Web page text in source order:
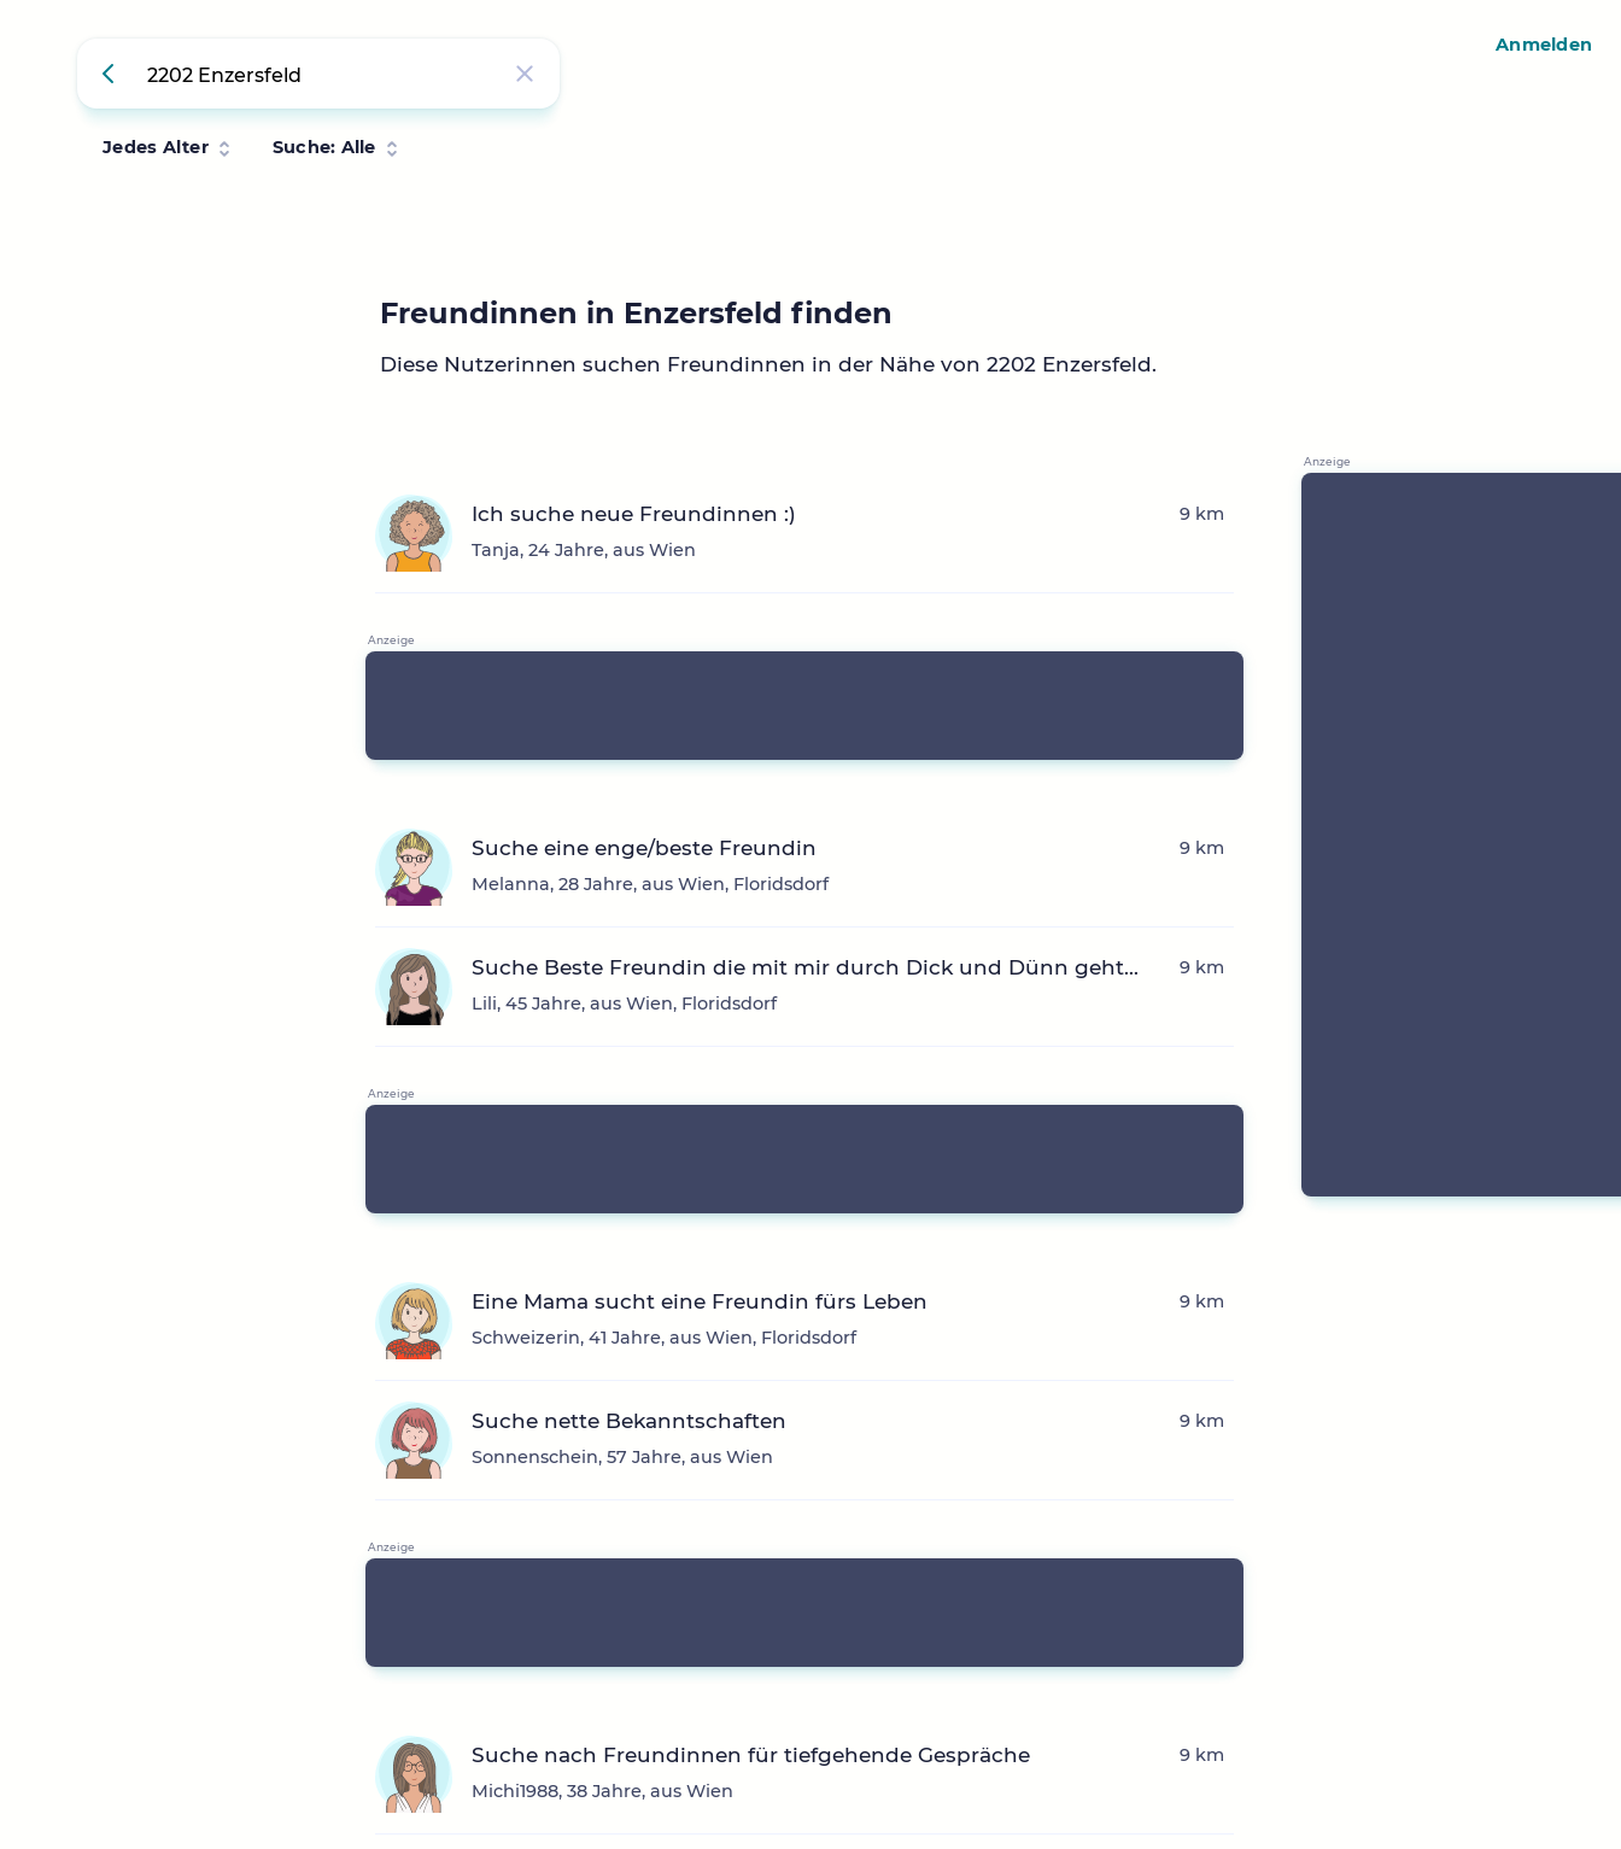
Jedes Alter Suche: Alle
Freundinnen in Enzersfeld finden
Diese Nutzerinnen suchen Freundinnen in der Nähe von 2202 Enzersfeld.
Ich suche neue Freundinnen :)
Tanja, 24 Jahre, aus Wien
9 km
Suche eine enge/beste Freundin
Melanna, 28 Jahre, aus Wien, Floridsdorf
9 km
Suche Beste Freundin die mit mir durch Dick und Dünn geht...
Lili, 45 Jahre, aus Wien, Floridsdorf
9 km
Eine Mama sucht eine Freundin fürs Leben
Schweizerin, 41 Jahre, aus Wien, Floridsdorf
9 km
Suche nette Bekanntschaften
Sonnenschein, 57 Jahre, aus Wien
9 km
Suche nach Freundinnen für tiefgehende Gespräche
Michi1988, 38 Jahre, aus Wien
9 km
Anmelden